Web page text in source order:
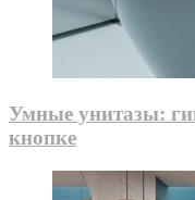
Умные унитазы:
кнопке